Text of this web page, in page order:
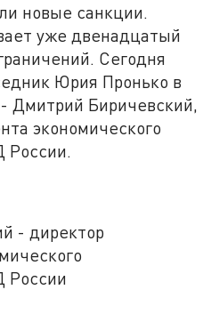
новые санкции.
уже двенадцатый
Сегодня
Юрия Пронько в
Дмитрий Биричевский,
экономического
России.
- директор
России